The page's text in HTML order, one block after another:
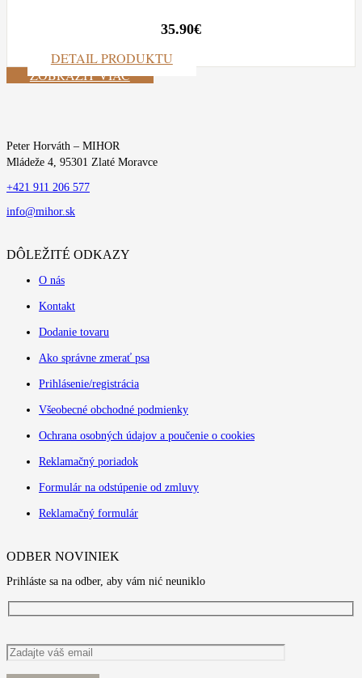
35.90€
DETAIL PRODUKTU
ZOBRAZIŤ VIAC
Peter Horváth – MIHOR
Mládeže 4, 95301 Zlaté Moravce
+421 911 206 577
info@mihor.sk
DÔLEŽITÉ ODKAZY
O nás
Kontakt
Dodanie tovaru
Ako správne zmerať psa
Prihlásenie/registrácia
Všeobecné obchodné podmienky
Ochrana osobných údajov a poučenie o cookies
Reklamačný poriadok
Formulár na odstúpenie od zmluvy
Reklamačný formulár
ODBER NOVINIEK
Prihláste sa na odber, aby vám nić neuniklo